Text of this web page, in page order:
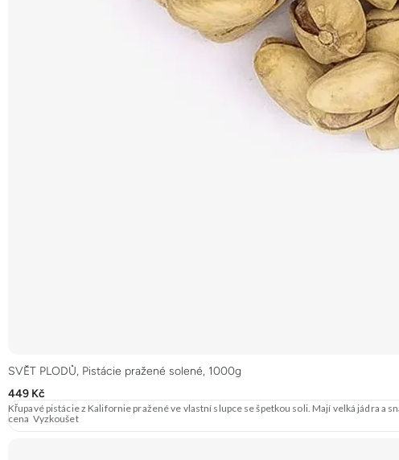
SVĚT PLODŮ, Pistácie pražené solené, 1000g
449 Kč
Křupavé pistácie z Kalifornie pražené ve vlastní slupce se špetkou soli. Mají velká jádra
cena Vyzkoušet